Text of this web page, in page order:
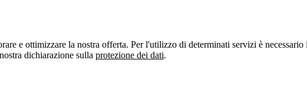
e ottimizzare la nostra offerta. Per l'utilizzo di determinati servizi è
dichiarazione sulla protezione dei dati.